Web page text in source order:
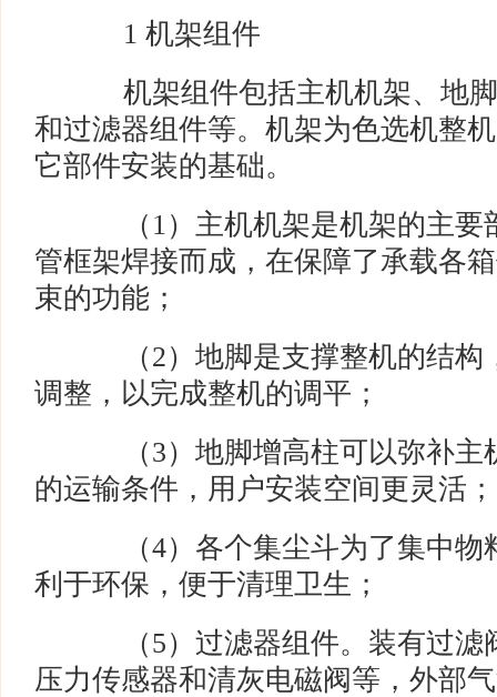
1 机架组件
机架组件包括主机机架、地脚
和过滤器组件等。机架为色选机整
它部件安装的基础。
（1）主机机架是机架的主要
管框架焊接而成，在保障了承载各
束的功能；
（2）地脚是支撑整机的结构
调整，以完成整机的调平；
（3）地脚增高柱可以弥补主
的运输条件，用户安装空间更灵活；
（4）各个集尘斗为了集中物
利于环保，便于清理卫生；
（5）过滤器组件。装有过滤
压力传感器和清灰电磁阀等，外部